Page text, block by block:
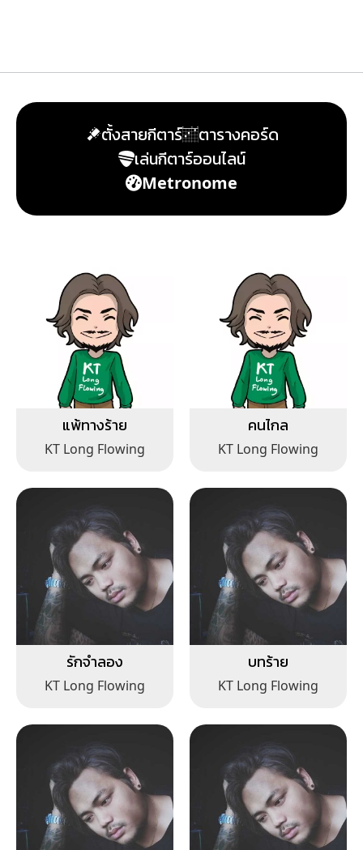
ตั้งสายกีตาร์
ตารางคอร์ด
เล่นกีตาร์ออนไลน์
Metronome
แพ้ทางร้าย
KT Long Flowing
คนไกล
KT Long Flowing
รักจำลอง
KT Long Flowing
บทร้าย
KT Long Flowing